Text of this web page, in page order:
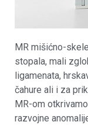
MR mišićno-
stopala, mali
ligamenata,
čahure ali i za
MR-om
razvojne